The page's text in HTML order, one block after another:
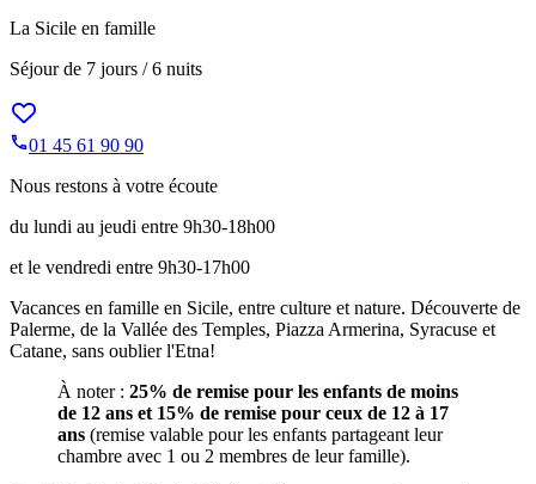
La Sicile en famille
Séjour de 7 jours / 6 nuits
01 45 61 90 90
Nous restons à votre écoute
du lundi au jeudi entre 9h30-18h00
et le vendredi entre 9h30-17h00
Vacances en famille en Sicile, entre culture et nature. Découverte de
Palerme, de la Vallée des Temples, Piazza Armerina, Syracuse et
Catane, sans oublier l'Etna!
À noter : 25% de remise pour les enfants de moins
de 12 ans et 15% de remise pour ceux de 12 à 17
ans (remise valable pour les enfants partageant leur
chambre avec 1 ou 2 membres de leur famille).